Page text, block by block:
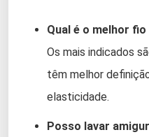
Qual é o melhor
Os mais indicados
têm melhor
elasticidade.
Posso lavar